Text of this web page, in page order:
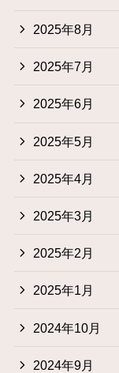
2025年8月
2025年7月
2025年6月
2025年5月
2025年4月
2025年3月
2025年2月
2025年1月
2024年10月
2024年9月